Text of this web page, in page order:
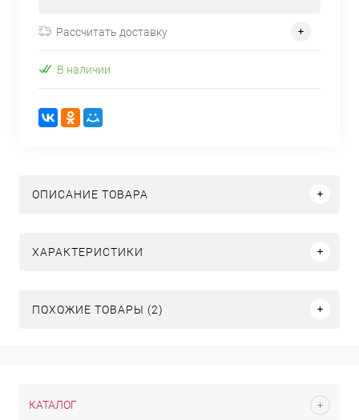
Рассчитать доставку
В наличии
ОПИСАНИЕ ТОВАРА
ХАРАКТЕРИСТИКИ
ПОХОЖИЕ ТОВАРЫ (2)
КАТАЛОГ